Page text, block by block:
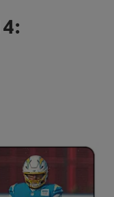
| Los